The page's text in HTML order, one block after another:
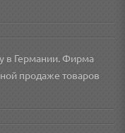
в Германии. Фирма
продаже товаров